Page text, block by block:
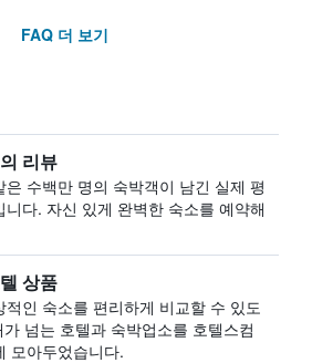
FAQ 더 보기
리뷰
은 수백만 명의 숙박객이 남긴 실제 평
니다. 자신 있게 완벽한 숙소를 예약해
상품
적인 숙소를 편리하게 비교할 수 있도
넘는 호텔과 숙박업소를 호텔스컴
모아두었습니다.